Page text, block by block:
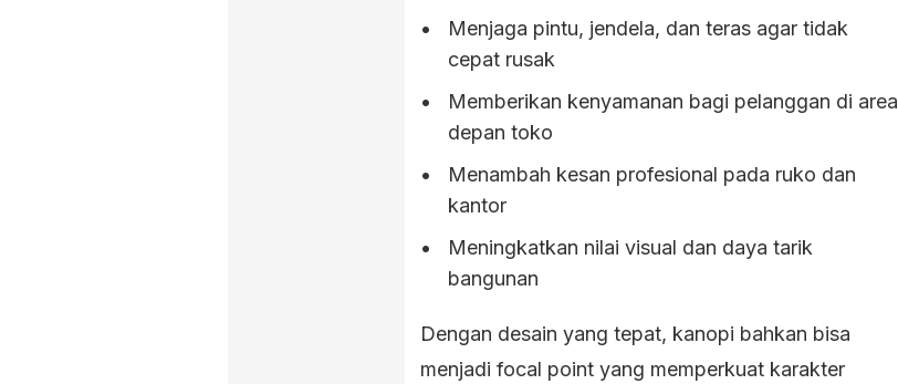
Menjaga pintu, jendela, dan teras agar tidak
cepat rusak
Memberikan kenyamanan bagi pelanggan di area
depan toko
Menambah kesan profesional pada ruko dan
kantor
Meningkatkan nilai visual dan daya tarik
bangunan
Dengan desain yang tepat, kanopi bahkan bisa
menjadi focal point yang memperkuat karakter